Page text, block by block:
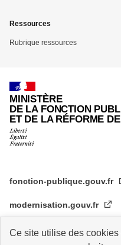
Ce site utilise des
Ressources
Rubrique ressources
MINISTÈRE
DE LA FONCTION
ET DE LA RÉFORME DE
fonction-publique.gouv.fr
modernisation.gouv.fr
legifrance.gouv.fr